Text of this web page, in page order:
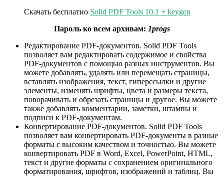
Скачать бесплатно Solid PDF Tools 10.1 + keygen
Пароль ко всем архивам: 1progs
Редактирование PDF-документов. Solid PDF Tools
позволяет вам редактировать содержимое и свойства
PDF-документов с помощью разных инструментов. Вы
можете добавлять, удалять или перемещать страницы,
вставлять изображения, текст, гиперссылки и другие
элементы, изменять шрифты, цвета и размеры текста,
поворачивать и обрезать страницы и другое. Вы можете
также добавлять комментарии, заметки, штампы и
подписи к PDF-документам.
Конвертирование PDF-документов. Solid PDF Tools
позволяет вам конвертировать PDF-документы в разные
форматы с высоким качеством и точностью. Вы можете
конвертировать PDF в Word, Excel, PowerPoint, HTML,
текст и другие форматы с сохранением оригинального
форматирования, шрифтов, изображений и таблиц. Вы